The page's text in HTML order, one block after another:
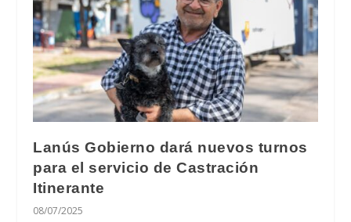
Lanús Gobierno dará nuevos turnos
para el servicio de Castración
Itinerante
08/07/2025